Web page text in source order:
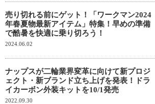
売り切れる前にゲット！「ワークマン2024
年春夏物最新アイテム」特集！早めの準備
で酷暑を快適に乗り切ろう！
2024.06.02
ナップスが二輪業界変革に向けて新プロジ
ェクト・新ブランド立ち上げを発表！ドラ
イカーボン外装キットを10/1発売
2022.09.30